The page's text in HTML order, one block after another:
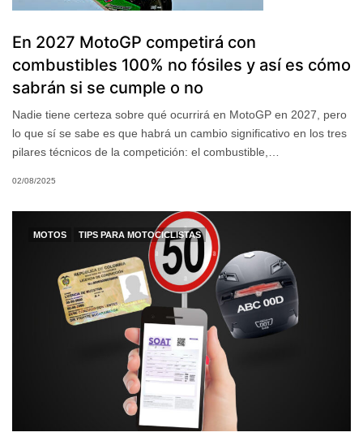
En 2027 MotoGP competirá con
combustibles 100% no fósiles y así es cómo
sabrán si se cumple o no
Nadie tiene certeza sobre qué ocurrirá en MotoGP en 2027, pero
lo que sí se sabe es que habrá un cambio significativo en los tres
pilares técnicos de la competición: el combustible,…
02/08/2025
MOTOS TIPS PARA MOTOCICLISTAS